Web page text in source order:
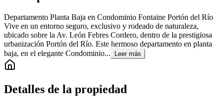
Departamento Planta Baja en Condominio Fontaine Portón del Río
Vive en un entorno seguro, exclusivo y rodeado de naturaleza,
ubicado sobre la Av. León Febres Cordero, dentro de la prestigiosa
urbanización Portón del Río. Este hermoso departamento en planta
baja, en el elegante Condominio...
Leer más
Detalles de la propiedad